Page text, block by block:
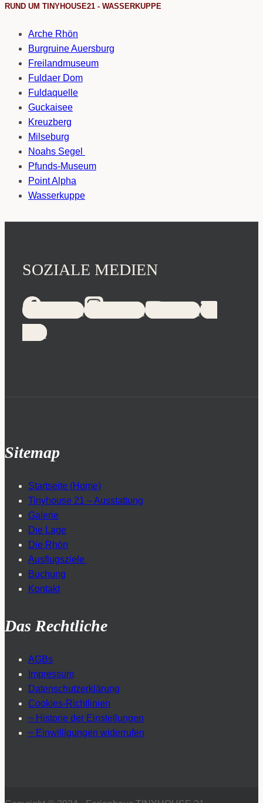
RUND UM TINYHOUSE21 - WASSERKUPPE
Arche Rhön
Burgruine Auersburg
Freilandmuseum
Fuldaer Dom
Fuldaquelle
Guckaisee
Kreuzberg
Milseburg
Noahs Segel
Pfunds-Museum
Point Alpha
Wasserkuppe
SOZIALE MEDIEN
Facebook Instagram YouTube
Email
Sitemap
Startseite (Home)
Tinyhouse 21 – Ausstattung
Galerie
Die Lage
Die Rhön
Ausflugsziele
Buchung
Kontakt
Das Rechtliche
AGBs
Impressum
Datenschutzerklärung
Cookies-Richtlinien
~ Historie der Einstellungen
~ Einwilligungen widerrufen